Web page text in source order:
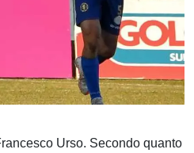
Urso. Secondo quanto